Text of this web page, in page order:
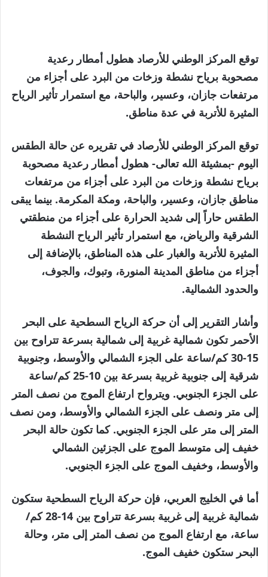
توقع المركز الوطني للأرصاد هطول أمطار رعدية
مصحوبة برياح نشطة وزخات من البرد على أجزاء من
مرتفعات جازان، وعسير، والباحة، مع استمرار تأثير الرياح
المثيرة للأتربة في عدة مناطق.
توقع المركز الوطني للأرصاد في تقريره عن حالة الطقس
اليوم -بمشيئة الله تعالى- هطول أمطار رعدية مصحوبة
برياح نشطة وزخات من البرد على أجزاء من مرتفعات
مناطق جازان، وعسير، والباحة، ومكة المكرمة. بينما يبقى
الطقس حاراً إلى شديد الحرارة على أجزاء من منطقتي
الشرقية والرياض، مع استمرار تأثير الرياح النشطة
المثيرة للأتربة والغبار على هذه المناطق، بالإضافة إلى
أجزاء من مناطق المدينة المنورة، وتبوك، والجوف،
والحدود الشمالية.
وأشار التقرير إلى أن حركة الرياح السطحية على البحر
الأحمر تكون شمالية غربية إلى شمالية بسرعة تتراوح بين
15-30 كم/ساعة على الجزء الشمالي والأوسط، وجنوبية
شرقية إلى جنوبية غربية بسرعة بين 10-25 كم/ساعة
على الجزء الجنوبي. ويترواح ارتفاع الموج من نصف المتر
إلى متر ونصف على الجزء الشمالي والأوسط، ومن نصف
المتر إلى متر على الجزء الجنوبي. كما تكون حالة البحر
خفيف إلى متوسط الموج على الجزئين الشمالي
والأوسط، وخفيف الموج على الجزء الجنوبي.
أما في الخليج العربي، فإن حركة الرياح السطحية ستكون
شمالية غربية إلى غربية بسرعة تتراوح بين 14-28 كم/
ساعة، مع ارتفاع الموج من نصف المتر إلى متر، وحالة
البحر ستكون خفيف الموج.